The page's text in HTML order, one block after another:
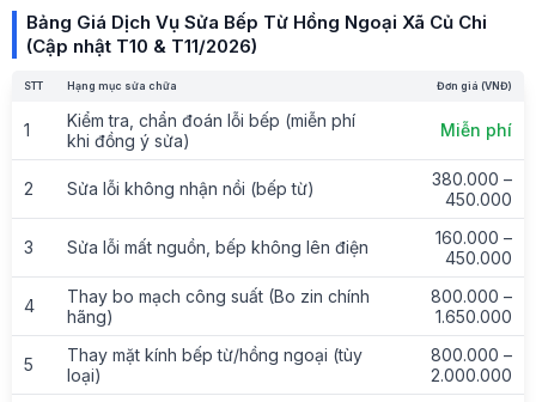
Bảng Giá Dịch Vụ Sửa Bếp Từ Hồng Ngoại Xã Củ Chi
(Cập nhật T10 & T11/2026)
STT Hạng mục sửa chữa Đơn giá (VNĐ)
1
Kiểm tra, chẩn đoán lỗi bếp (miễn phí
khi đồng ý sửa)
Miễn phí
2 Sửa lỗi không nhận nồi (bếp từ)
380.000 –
450.000
3 Sửa lỗi mất nguồn, bếp không lên điện
160.000 –
450.000
4
Thay bo mạch công suất (Bo zin chính
hãng)
800.000 –
1.650.000
5
Thay mặt kính bếp từ/hồng ngoại (tùy
loại)
800.000 –
2.000.000